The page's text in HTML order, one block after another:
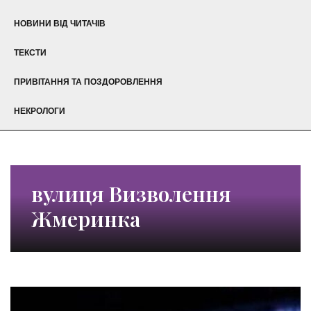
НОВИНИ ВІД ЧИТАЧІВ
ТЕКСТИ
ПРИВІТАННЯ ТА ПОЗДОРОВЛЕННЯ
НЕКРОЛОГИ
вулиця Визволення
Жмеринка